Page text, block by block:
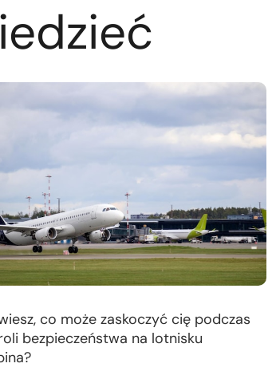
co może zaskoczyć cię podczas
bezpieczeństwa na lotnisku